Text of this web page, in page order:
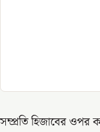
সম্প্রতি হিজাবের ওপর